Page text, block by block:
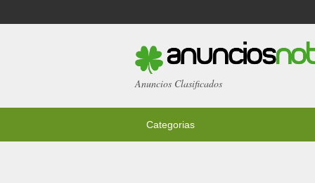
Anuncios Clasificados
Categorias